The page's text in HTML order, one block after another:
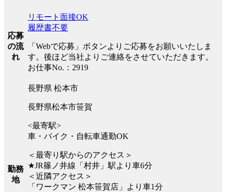
応募
の流
れ
リモート面接OK
履歴書不要
「Webで応募」ボタンよりご応募をお願いいたしま
す。後ほど当社よりご連絡をさせていただきます。
お仕事No.：2919
勤務
地
長野県 松本市
長野県松本市笹賀
<最寄駅>
車・バイク・自転車通勤OK
＜最寄り駅からのアクセス＞
★JR篠ノ井線「村井」駅より車6分
＜近隣アクセス＞
「ワークマン 松本笹賀店」より車1分